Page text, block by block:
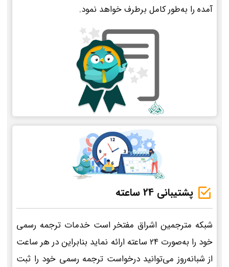
آمده را به‌طور کامل برطرف خواهد نمود.
پشتیبانی 24 ساعته
شبکه مترجمین اشراق مفتخر است خدمات ترجمه رسمی
خود را به‌صورت 24 ساعته ارائه نماید بنابراین در هر ساعت
از شبانه‌روز می‌توانید درخواست ترجمه رسمی خود را ثبت